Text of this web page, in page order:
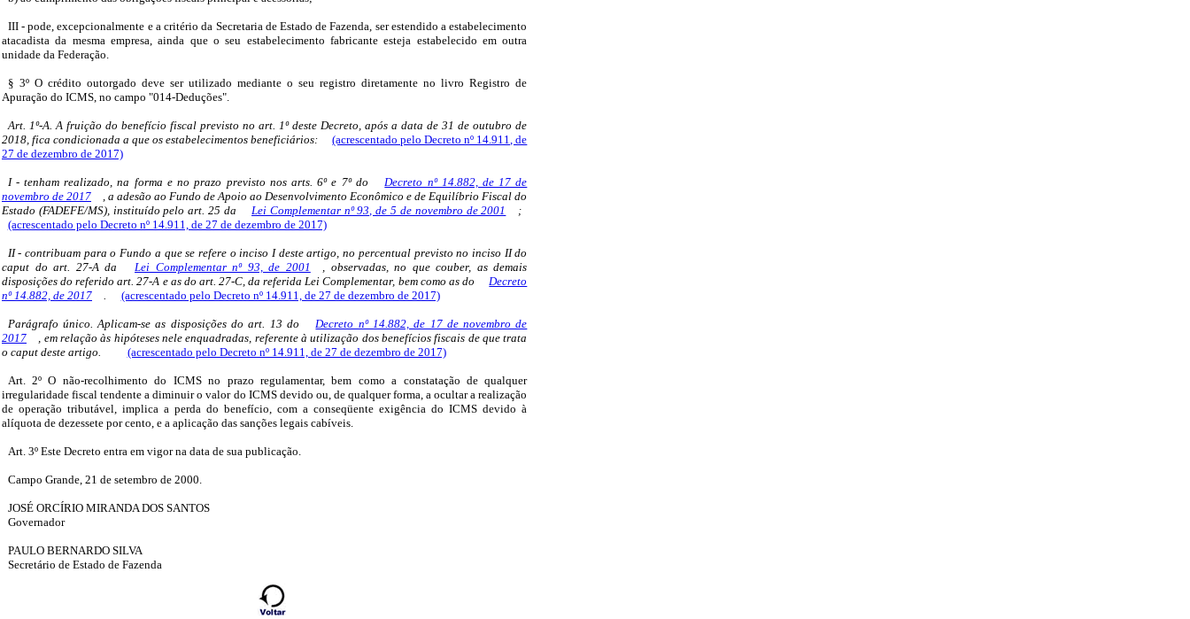
III - pode, excepcionalmente e a critério da Secretaria de Estado de Fazenda, ser estendido a estabelecimento
atacadista da mesma empresa, ainda que o seu estabelecimento fabricante esteja estabelecido em outra
unidade da Federação.
§ 3º O crédito outorgado deve ser utilizado mediante o seu registro diretamente no livro Registro de
Apuração do ICMS, no campo "014-Deduções".
Art. 1º-A. A fruição do benefício fiscal previsto no art. 1º deste Decreto, após a data de 31 de outubro de
2018, fica condicionada a que os estabelecimentos beneficiários:
(acrescentado pelo Decreto nº 14.911, de
27 de dezembro de 2017)
I - tenham realizado, na forma e no prazo previsto nos arts. 6º e 7º do
Decreto nº 14.882, de 17 de
novembro de 2017
, a adesão ao Fundo de Apoio ao Desenvolvimento Econômico e de Equilíbrio Fiscal do
Estado (FADEFE/MS), instituído pelo art. 25 da
Lei Complementar nº 93, de 5 de novembro de 2001
;
(acrescentado pelo Decreto nº 14.911, de 27 de dezembro de 2017)
II - contribuam para o Fundo a que se refere o inciso I deste artigo, no percentual previsto no inciso II do
caput do art. 27-A da
Lei Complementar nº 93, de 2001
, observadas, no que couber, as demais
disposições do referido art. 27-A e as do art. 27-C, da referida Lei Complementar, bem como as do
Decreto
nº 14.882, de 2017
(acrescentado pelo Decreto nº 14.911, de 27 de dezembro de 2017)
Parágrafo único. Aplicam-se as disposições do art. 13 do
Decreto nº 14.882, de 17 de novembro de
2017
, em relação às hipóteses nele enquadradas, referente à utilização dos benefícios fiscais de que trata
o caput deste artigo.
(acrescentado pelo Decreto nº 14.911, de 27 de dezembro de 2017)
Art. 2º O não-recolhimento do ICMS no prazo regulamentar, bem como a constatação de qualquer
irregularidade fiscal tendente a diminuir o valor do ICMS devido ou, de qualquer forma, a ocultar a realização
de operação tributável, implica a perda do benefício, com a conseqüente exigência do ICMS devido à
alíquota de dezessete por cento, e a aplicação das sanções legais cabíveis.
Art. 3º Este Decreto entra em vigor na data de sua publicação.
Campo Grande, 21 de setembro de 2000.
JOSÉ ORCÍRIO MIRANDA DOS SANTOS
Governador
PAULO BERNARDO SILVA
Secretário de Estado de Fazenda